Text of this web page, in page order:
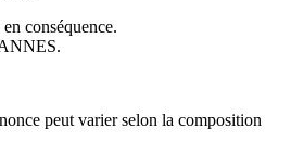
conséquence.
peut varier selon la composition